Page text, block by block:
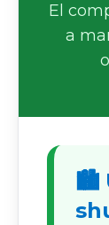
El
a
🏙️